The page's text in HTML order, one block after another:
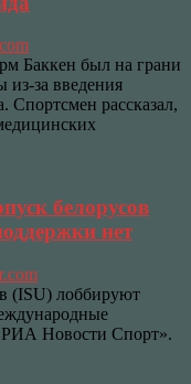
Баккен был на грани
из-за введения
Спортсмен рассказал,
белорусов
нет
(ISU) лоббируют
Новости Спорт».